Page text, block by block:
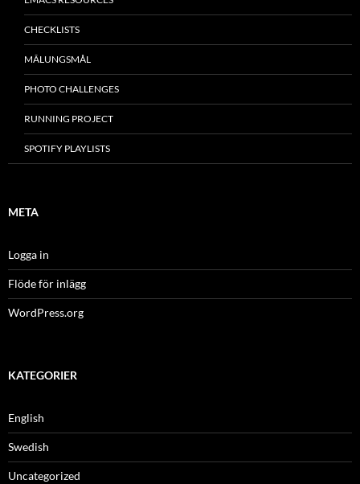
CHECKLISTS
MÂLUNGSMÅL
PHOTO CHALLENGES
RUNNING PROJECT
SPOTIFY PLAYLISTS
META
Logga in
Flöde för inlägg
WordPress.org
KATEGORIER
English
Swedish
Uncategorized